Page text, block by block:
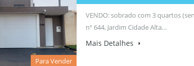
Para Vender
VENDO: sobrado com 3 quartos
nº 644, Jardim Cidade Alta…
Mais Detalhes